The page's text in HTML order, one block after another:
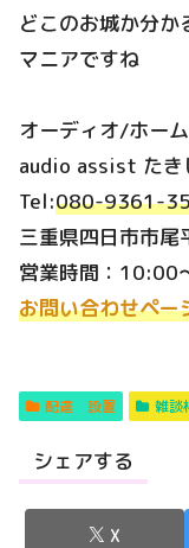
どこのお城か分か
マニアですね
オーディオ/ホー
audio assist た
Tel:080-9361-
三重県四日市市
営業時間：10:00
お問い合わせペー
配達 設置 雑談
シェアする
X